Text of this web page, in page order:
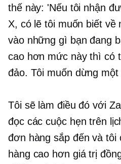
thế này: 'Nếu tôi nhận
X, có lẽ tôi muốn biết về
vào những gì bạn đang
cao hơn mức này thì có
đảo. Tôi muốn dừng
Tôi sẽ làm điều đó với
đọc các cuộc hẹn trên
đơn hàng sắp đến và tôi
hàng cao hơn giá trị